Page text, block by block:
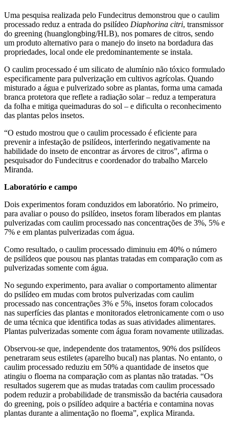
Uma pesquisa realizada pelo Fundecitrus demonstrou que o caulim
processado reduz a entrada do psilídeo Diaphorina citri, transmissor
do greening (huanglongbing/HLB), nos pomares de citros, sendo
um produto alternativo para o manejo do inseto na bordadura das
propriedades, local onde ele predominantemente se instala.
O caulim processado é um silicato de alumínio não tóxico formulado
especificamente para pulverização em cultivos agrícolas. Quando
misturado a água e pulverizado sobre as plantas, forma uma camada
branca protetora que reflete a radiação solar – reduz a temperatura
da folha e mitiga queimaduras do sol – e dificulta o reconhecimento
das plantas pelos insetos.
“O estudo mostrou que o caulim processado é eficiente para
prevenir a infestação de psilídeos, interferindo negativamente na
habilidade do inseto de encontrar as árvores de citros”, afirma o
pesquisador do Fundecitrus e coordenador do trabalho Marcelo
Miranda.
Laboratório e campo
Dois experimentos foram conduzidos em laboratório. No primeiro,
para avaliar o pouso do psilídeo, insetos foram liberados em plantas
pulverizadas com caulim processado nas concentrações de 3%, 5% e
7% e em plantas pulverizadas com água.
Como resultado, o caulim processado diminuiu em 40% o número
de psilídeos que pousou nas plantas tratadas em comparação com as
pulverizadas somente com água.
No segundo experimento, para avaliar o comportamento alimentar
do psilídeo em mudas com brotos pulverizadas com caulim
processado nas concentrações 3% e 5%, insetos foram colocados
nas superfícies das plantas e monitorados eletronicamente com o uso
de uma técnica que identifica todas as suas atividades alimentares.
Plantas pulverizadas somente com água foram novamente utilizadas.
Observou-se que, independente dos tratamentos, 90% dos psilídeos
penetraram seus estiletes (aparelho bucal) nas plantas. No entanto, o
caulim processado reduziu em 50% a quantidade de insetos que
atingiu o floema na comparação com as plantas não tratadas. “Os
resultados sugerem que as mudas tratadas com caulim processado
podem reduzir a probabilidade de transmissão da bactéria causadora
do greening, pois o psilídeo adquire a bactéria e contamina novas
plantas durante a alimentação no floema”, explica Miranda.